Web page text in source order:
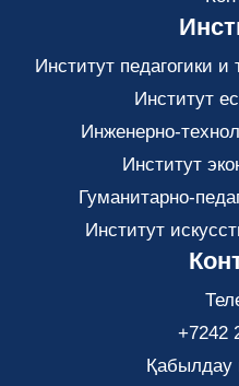
Институт педагогики и
Институт
Инженерно-
Институт
Гуманитарно-
Институт
+7242
Қабылдау